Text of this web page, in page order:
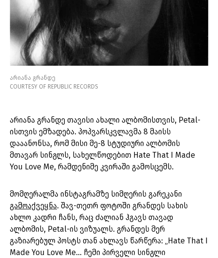
არიანა გრანდე
COURTESY OF REPUBLIC RECORDS
არიანა გრანდე თავისი ახალი ალბომისთვის, Petal-
ისთვის ემზადება. პოპვარსკვლავმა 8 მაისს
დააანონსა, რომ მისი მე-8 სტუდიური ალბომის
მთავარ სინგლს, სახელწოდებით Hate That I Made
You Love Me, რამდენიმე კვირაში გამოსცემს.
მომღერალმა ინსტაგრამზე სიმღერის გარეკანი
გამოაქვეყნა. შავ-თეთრ ფოტოში გრანდეს სახის
ახლო კადრი ჩანს, რაც ძალიან ჰგავს თავად
ალბომის, Petal-ის ვიზუალს. გრანდეს მერ
გაზიარებულ პოსტს თან ახლავს წარწერა: „Hate That I
Made You Love Me… ჩემი პირველი სინგლი